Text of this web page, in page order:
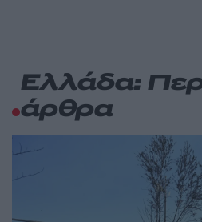
Ελλάδα:
άρθρα